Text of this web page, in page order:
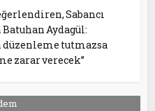
Sabancı
Aydagül:
tutmazsa
zarar verecek”